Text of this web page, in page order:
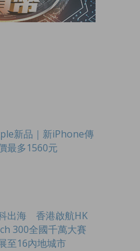
新品｜新iPhone傳
最多1560元
出海 香港啟航HK
300全國千萬大賽
至16內地城市